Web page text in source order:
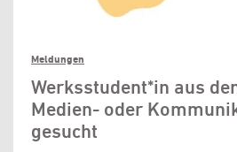
Meldungen
Werksstudent*in aus
Medien- oder
gesucht